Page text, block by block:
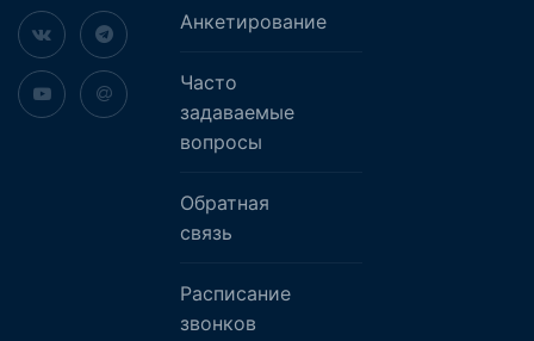
Анкетирование
Часто
задаваемые
вопросы
Обратная
связь
Расписание
звонков